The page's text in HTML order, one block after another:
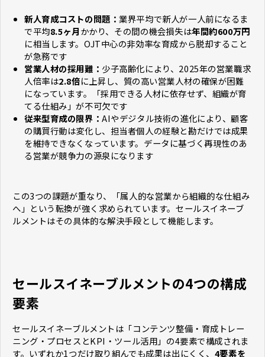
新人育成コストの問題：業界平均で新人が一人前になるま
で平均8.5ヶ月かかり、その間の機会損失は年間約600万円
に相当します。OJT中心の非効率な育成から脱却すること
が急務です
営業人材の採用難： 少子高齢化により、2025年の営業職求
人倍率は2.8倍に上昇し、質の高い営業人材の確保が困難
になっています。「採用できる人材に依存せず、組織が育
てる仕組み」が不可欠です
従来型育成の限界：AIやデジタル技術の進化により、顧客
の購買行動は変化し、担当者個人の経験と勘だけでは成果
を維持できなくなっています。データに基づく再現性のあ
る営業が競争力の源泉になります
この3つの課題が重なり、「属人的な営業から組織的な仕組み
へ」という転換が強く求められています。セールスイネーブ
ルメントはその具体的な解決手段として機能します。
セールスイネーブルメントの4つの構成
要素
セールスイネーブルメントは「コンテンツ整備・育成トレー
ニング・プロセスとKPI・ツール活用」の4要素で構成されま
す。いずれか1つだけ取り組んでも成果は出にくく、 4要素を